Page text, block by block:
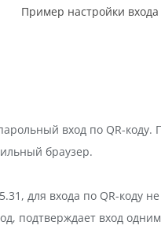
Пример настройки входа
вход по QR-
браузер.
для входа по QR-коду
подтверждает вход